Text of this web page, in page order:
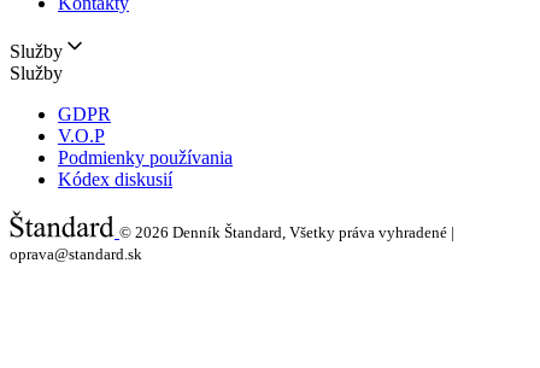
Služby
Služby
GDPR
V.O.P
Podmienky používania
Kódex diskusií
© 2026 Denník Štandard, Všetky práva vyhradené |
oprava@standard.sk